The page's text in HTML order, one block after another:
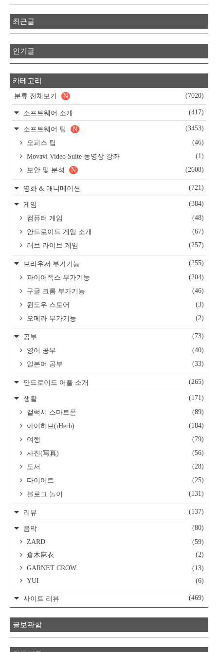
최근글
인기글
카테고리
분류 전체보기 (7020)
N
소프트웨어 소개 (417)
소프트웨어 팁 (3453)
N
오피스 팁
(46)
Movavi Video Suite 동영상 강좌
(1)
보안 및 분석
(2608)
N
영화 & 애니메이션 (721)
게임
(384)
컴퓨터 게임
(48)
안드로이드 게임 소개
(67)
러브 라이브 게임
(257)
브라우저 부가기능
(255)
파이어폭스 부가기능
(204)
구글 크롬 부가기능
(46)
윈도우 스토어
(3)
오페라 부가기능
(2)
공부
(73)
영어 공부
(40)
일본어 공부
(33)
안드로이드 어플 소개 (265)
생활
(171)
갤럭시 스마트폰
(89)
아이허브(iHerb)
(184)
여행
(79)
사진(写真)
(56)
도서
(28)
다이어트
(25)
블로그 놀이
(131)
리뷰 (137)
음악
(80)
ZARD
(59)
倉木麻衣
(2)
GARNET CROW
(13)
YUI
(6)
사이트 리뷰 (469)
글보관함